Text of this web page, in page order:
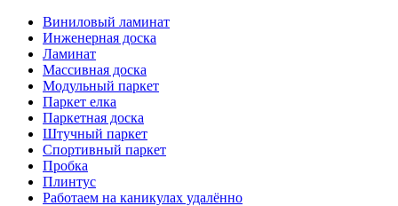
Виниловый ламинат
Инженерная доска
Ламинат
Массивная доска
Модульный паркет
Паркет елка
Паркетная доска
Штучный паркет
Спортивный паркет
Пробка
Плинтус
Работаем на каникулах удалённо